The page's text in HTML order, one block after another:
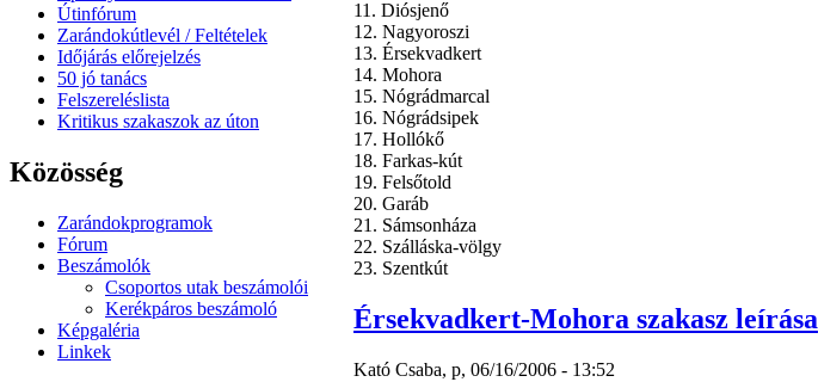
Útinfórum
Zarándokútlevél / Feltételek
Időjárás előrejelzés
50 jó tanács
Felszereléslista
Kritikus szakaszok az úton
Közösség
Zarándokprogramok
Fórum
Beszámolók
Csoportos utak beszámolói
Kerékpáros beszámoló
Képgaléria
Linkek
11. Diósjenő
12. Nagyoroszi
13. Érsekvadkert
14. Mohora
15. Nógrádmarcal
16. Nógrádsipek
17. Hollókő
18. Farkas-kút
19. Felsőtold
20. Garáb
21. Sámsonháza
22. Szálláska-völgy
23. Szentkút
Érsekvadkert-Mohora szakasz leírása
Kató Csaba, p, 06/16/2006 - 13:52